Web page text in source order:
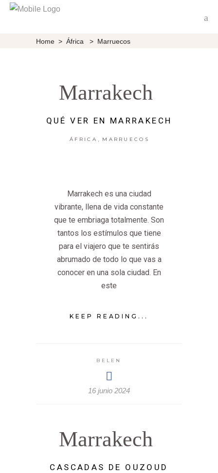
Home > África > Marruecos
Marrakech
QUÉ VER EN MARRAKECH
ÁFRICA , MARRUECOS
Marrakech es una ciudad
vibrante, llena de vida constante
que te embriaga totalmente. Son
tantos los estímulos que tiene
para el viajero que te sentirás
abrumado de todo lo que vas a
conocer en una sola ciudad. En
este
KEEP READING...
BELEN
16 junio 2024
Marrakech
CASCADAS DE OUZOUD